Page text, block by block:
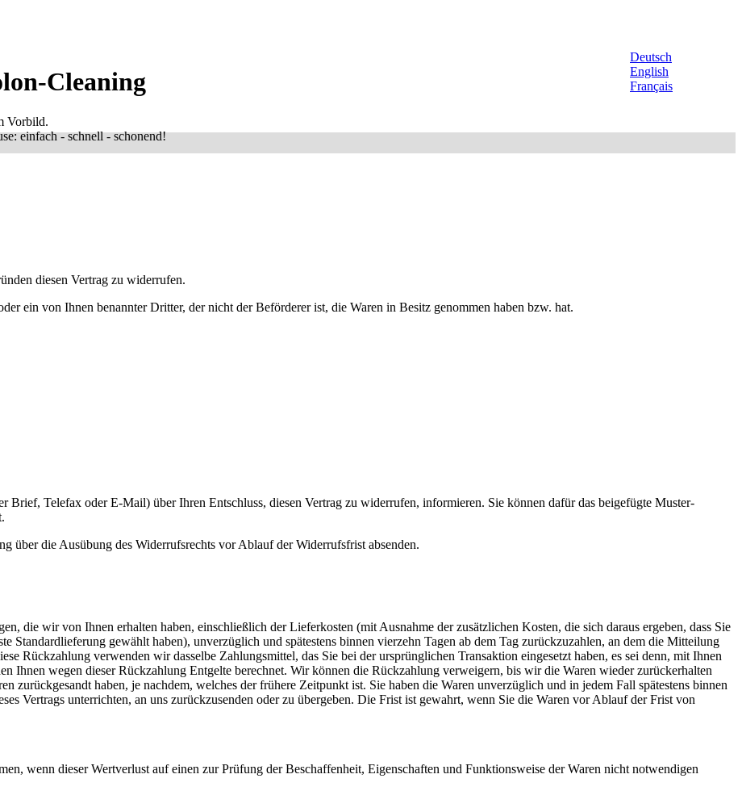
Cleaning
Vorbild.
einfach - schnell - schonend!
Deutsch
English
Français
diesen Vertrag zu widerrufen.
ein von Ihnen benannter Dritter, der nicht der Beförderer ist, die Waren in Besitz genommen haben bzw. hat.
Brief, Telefax oder E-Mail) über Ihren Entschluss, diesen Vertrag zu widerrufen, informieren. Sie können dafür das beigefügte Muster-
über die Ausübung des Widerrufsrechts vor Ablauf der Widerrufsfrist absenden.
die wir von Ihnen erhalten haben, einschließlich der Lieferkosten (mit Ausnahme der zusätzlichen Kosten, die sich daraus ergeben, dass Sie
Standardlieferung gewählt haben), unverzüglich und spätestens binnen vierzehn Tagen ab dem Tag zurückzuzahlen, an dem die Mitteilung
Rückzahlung verwenden wir dasselbe Zahlungsmittel, das Sie bei der ursprünglichen Transaktion eingesetzt haben, es sei denn, mit Ihnen
Ihnen wegen dieser Rückzahlung Entgelte berechnet. Wir können die Rückzahlung verweigern, bis wir die Waren wieder zurückerhalten
zurückgesandt haben, je nachdem, welches der frühere Zeitpunkt ist. Sie haben die Waren unverzüglich und in jedem Fall spätestens binnen
Vertrags unterrichten, an uns zurückzusenden oder zu übergeben. Die Frist ist gewahrt, wenn Sie die Waren vor Ablauf der Frist von
wenn dieser Wertverlust auf einen zur Prüfung der Beschaffenheit, Eigenschaften und Funktionsweise der Waren nicht notwendigen